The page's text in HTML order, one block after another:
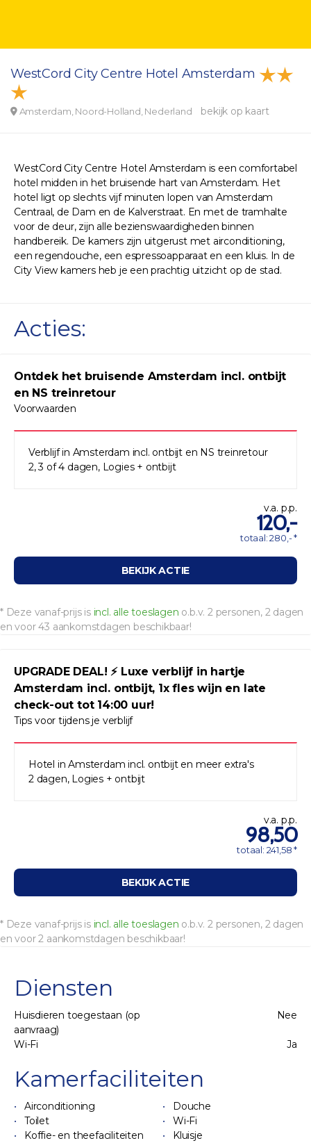
WestCord City Centre Hotel Amsterdam
Amsterdam, Noord-Holland, Nederland bekijk op kaart
WestCord City Centre Hotel Amsterdam is een comfortabel
hotel midden in het bruisende hart van Amsterdam. Het
hotel ligt op slechts vijf minuten lopen van Amsterdam
Centraal, de Dam en de Kalverstraat. En met de tramhalte
voor de deur, zijn alle bezienswaardigheden binnen
handbereik. De kamers zijn uitgerust met airconditioning,
een regendouche, een espressoapparaat en een kluis. In de
City View kamers heb je een prachtig uitzicht op de stad.
Acties:
Ontdek het bruisende Amsterdam incl. ontbijt
en NS treinretour
Voorwaarden
Verblijf in Amsterdam incl. ontbijt en NS treinretour
2, 3 of 4 dagen, Logies + ontbijt
v.a. p.p.
120,-
totaal: 280,- *
BEKIJK ACTIE
* Deze vanaf-prijs is incl. alle toeslagen o.b.v. 2 personen, 2 dagen
en voor 43 aankomstdagen beschikbaar!
UPGRADE DEAL! ⚡ Luxe verblijf in hartje
Amsterdam incl. ontbijt, 1x fles wijn en late
check-out tot 14:00 uur!
Tips voor tijdens je verblijf
Hotel in Amsterdam incl. ontbijt en meer extra's
2 dagen, Logies + ontbijt
v.a. p.p.
98,50
totaal: 241,58 *
BEKIJK ACTIE
* Deze vanaf-prijs is incl. alle toeslagen o.b.v. 2 personen, 2 dagen
en voor 2 aankomstdagen beschikbaar!
Diensten
Huisdieren toegestaan (op
aanvraag)
Nee
Wi-Fi Ja
Kamerfaciliteiten
Airconditioning
Douche
Toilet
Wi-Fi
Koffie- en theefaciliteiten
Kluisje